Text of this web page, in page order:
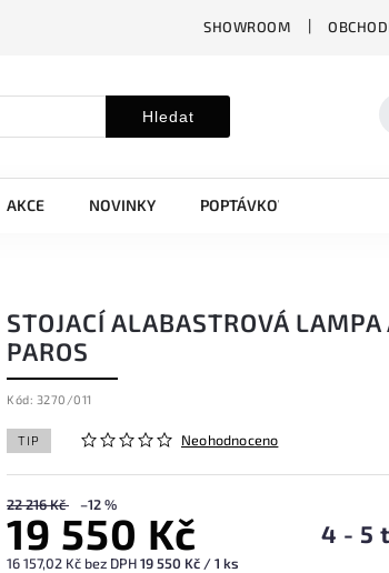
SHOWROOM
Hledat
AKCE NOVINKY POPTÁVKOVÝ FORMULÁŘ
STOJACÍ ALABASTROVÁ
PAROS
Kód: 3270/011
TIP Neohodnoceno
22 216 Kč –12 %
19 550 Kč
16 157,02 Kč bez DPH19 550 Kč / 1 ks
4 - 5